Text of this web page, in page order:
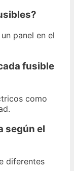
panel en el
fusible
como
según el
diferentes